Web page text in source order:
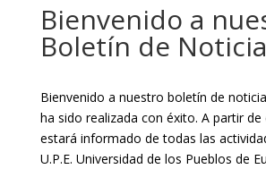
Bienvenido a
Boletín de
Bienvenido a nuestro boletín de
ha sido realizada con éxito. A partir
estará informado de todas las
U.P.E. Universidad de los Pueblos de